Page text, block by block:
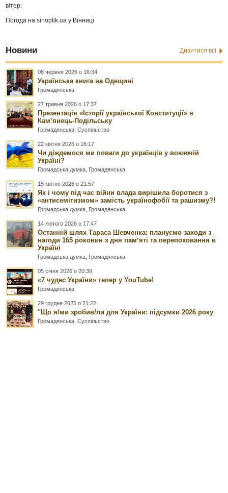
вітер:
Погода наsinoptik.ua у Вінниці
Новини Дивитися всі
08 червня 2026 о 16:34
Українська книга на Одещині
Громадянська
27 травня 2026 о 17:37
Презентація «Історії української Конституції» в
Камʼянець-Подільську
Громадянська,Суспільство
22 квітня 2026 о 16:17
Чи діждемося ми поваги до українців у воюючій
Україні?
Громадська думка, Громадянська
15 квітня 2026 о 21:57
Як і чому під час війни влада вирішила боротися з
«антисемітизмом» замість українофобії та рашизму?!
Громадська думка, Громадянська
14 лютого 2026 о 17:47
Останній шлях Тараса Шевченка: плануємо заходи з
нагоди 165 роковин з дня памʼяті та перепоховання в
Україні
Громадська думка, Громадянська
05 січня 2026 о 20:39
«7 чудес України» тепер у YouTube!
Громадянська
29 грудня 2025 о 21:22
"Що я/ми зробив/ли для України: підсумки 2026 року
Громадянська,Суспільство